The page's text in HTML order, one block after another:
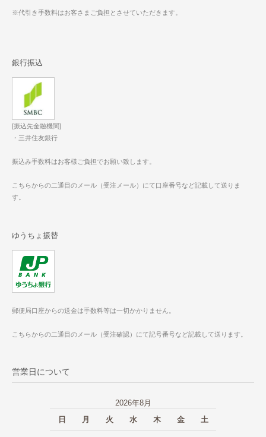
※代引き手数料はお客さまご負担とさせていただきます。
銀行振込
[振込先金融機関]
・三井住友銀行
振込み手数料はお客様ご負担でお願い致します。
こちらからの二通目のメール（受注メール）にて口座番号など記載して送りま
す。
ゆうちょ振替
郵便局口座からの送金は手数料等は一切かかりません。
こちらからの二通目のメール（受注確認）にて記号番号など記載して送ります。
営業日について
2026年8月
日
月 火 水 木 金 土